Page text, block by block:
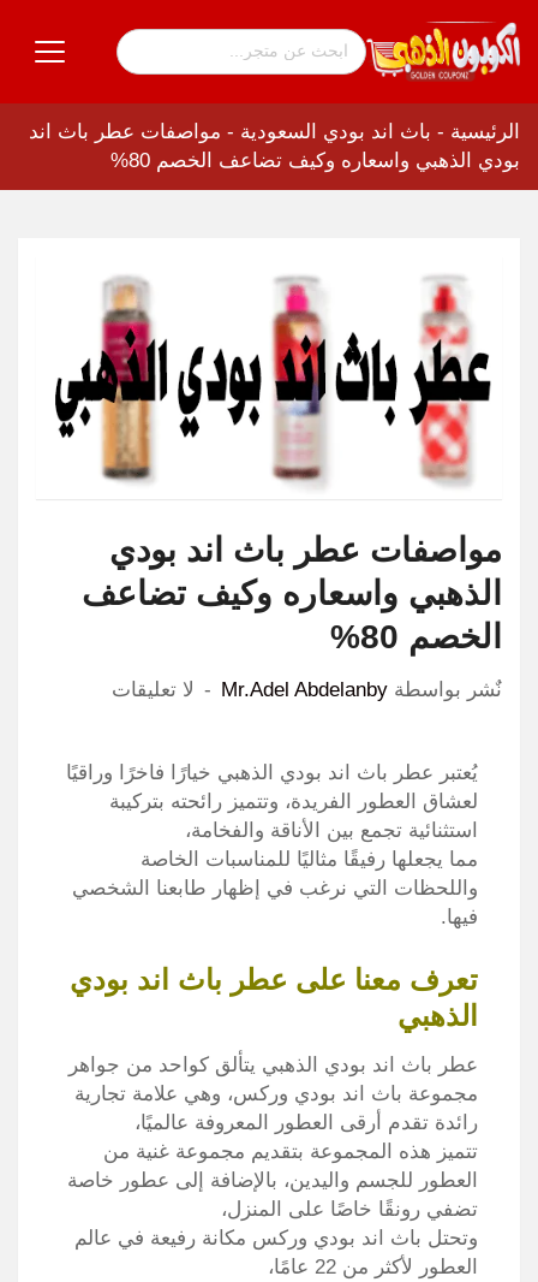
الرئيسية - باث اند بودي السعودية - مواصفات عطر باث اند
بودي الذهبي واسعاره وكيف تضاعف الخصم 80%
مواصفات عطر باث اند بودي
الذهبي واسعاره وكيف تضاعف
الخصم 80%
نٌشر بواسطة Mr.Adel Abdelanby لا تعليقات
يُعتبر عطر باث اند بودي الذهبي خيارًا فاخرًا وراقيًا
لعشاق العطور الفريدة، وتتميز رائحته بتركيبة
استثنائية تجمع بين الأناقة والفخامة،
مما يجعلها رفيقًا مثاليًا للمناسبات الخاصة
واللحظات التي نرغب في إظهار طابعنا الشخصي
فيها.
تعرف معنا على عطر باث اند بودي
الذهبي
عطر باث اند بودي الذهبي يتألق كواحد من جواهر
مجموعة باث اند بودي وركس، وهي علامة تجارية
رائدة تقدم أرقى العطور المعروفة عالميًا،
تتميز هذه المجموعة بتقديم مجموعة غنية من
العطور للجسم واليدين، بالإضافة إلى عطور خاصة
تضفي رونقًا خاصًا على المنزل،
وتحتل باث اند بودي وركس مكانة رفيعة في عالم
العطور لأكثر من 22 عامًا،